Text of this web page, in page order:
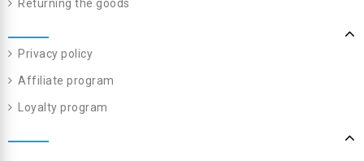
Returning the goods
Privacy policy
Affiliate program
Loyalty program